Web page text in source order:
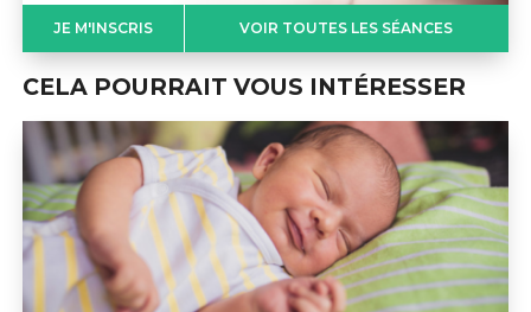
JE M'INSCRIS VOIR TOUTES LES SÉANCES
CELA POURRAIT VOUS INTÉRESSER